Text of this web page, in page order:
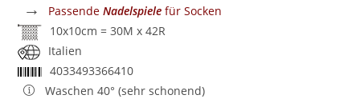
→ PassendeNadelspiele für Socken
10x10cm = 30M x 42R
Italien
4033493366410
Waschen 40° (sehr schonend)